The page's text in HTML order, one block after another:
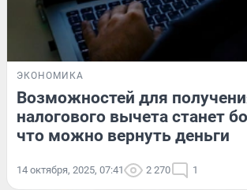
ЭКОНОМИКА
Возможностей для
налогового вычета станет
что можно вернуть деньги
14 октября, 2025, 07:41 2 270 1